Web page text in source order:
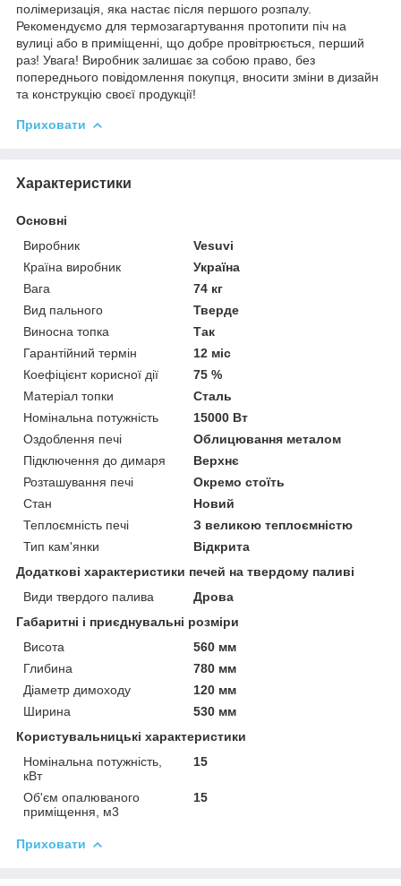
полімеризація, яка настає після першого розпалу.
Рекомендуємо для термозагартування протопити піч на
вулиці або в приміщенні, що добре провітрюється, перший
раз! Увага! Виробник залишає за собою право, без
попереднього повідомлення покупця, вносити зміни в дизайн
та конструкцію своєї продукції!
Приховати
Характеристики
Основні
Виробник
Vesuvi
Країна виробник
Україна
Вага
74 кг
Вид пального
Тверде
Виносна топка
Так
Гарантійний термін
12 міс
Коефіцієнт корисної дії
75 %
Матеріал топки
Сталь
Номінальна потужність
15000 Вт
Оздоблення печі
Облицювання металом
Підключення до димаря
Верхнє
Розташування печі
Окремо стоїть
Стан
Новий
Теплоємність печі
З великою теплоємністю
Тип кам'янки
Відкрита
Додаткові характеристики печей на твердому паливі
Види твердого палива
Дрова
Габаритні і приєднувальні розміри
Висота
560 мм
Глибина
780 мм
Діаметр димоходу
120 мм
Ширина
530 мм
Користувальницькі характеристики
Номінальна потужність,
кВт
15
Об'єм опалюваного
приміщення, м3
15
Приховати